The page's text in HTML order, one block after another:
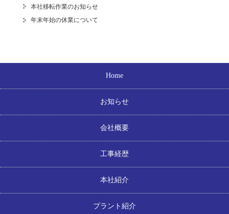
本社移転作業のお知らせ
年末年始の休業について
Home
お知らせ
会社概要
工事経歴
本社紹介
プラント紹介